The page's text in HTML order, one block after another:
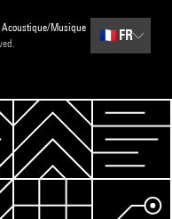
Acoustique/Musique
🇫🇷 FR